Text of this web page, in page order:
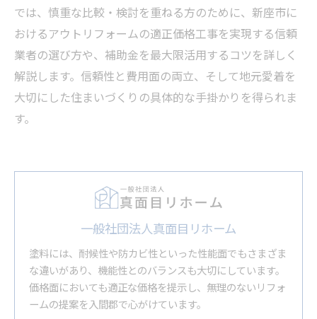
では、慎重な比較・検討を重ねる方のために、新座市に
おけるアウトリフォームの適正価格工事を実現する信頼
業者の選び方や、補助金を最大限活用するコツを詳しく
解説します。信頼性と費用面の両立、そして地元愛着を
大切にした住まいづくりの具体的な手掛かりを得られま
す。
一般社団法人真面目リホーム
塗料には、耐候性や防カビ性といった性能面でもさまざま
な違いがあり、機能性とのバランスも大切にしています。
価格面においても適正な価格を提示し、無理のないリフォ
ームの提案を入間郡で心がけています。